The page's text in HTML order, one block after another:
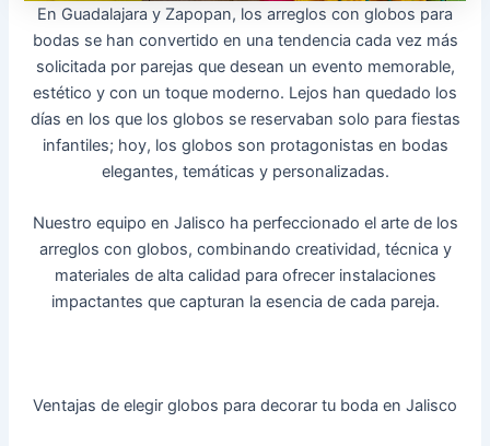
En Guadalajara y Zapopan, los arreglos con globos para
bodas se han convertido en una tendencia cada vez más
solicitada por parejas que desean un evento memorable,
estético y con un toque moderno. Lejos han quedado los
días en los que los globos se reservaban solo para fiestas
infantiles; hoy, los globos son protagonistas en bodas
elegantes, temáticas y personalizadas.
Nuestro equipo en Jalisco ha perfeccionado el arte de los
arreglos con globos, combinando creatividad, técnica y
materiales de alta calidad para ofrecer instalaciones
impactantes que capturan la esencia de cada pareja.
Ventajas de elegir globos para decorar tu boda en Jalisco